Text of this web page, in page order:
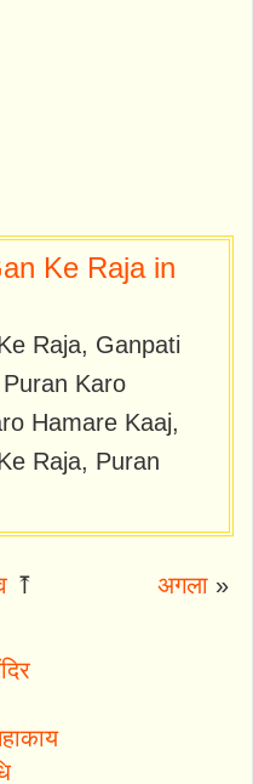
Ke Raja in
Raja, Ganpati
Karo
Hamare Kaaj,
Raja, Puran
⤒ अगला»